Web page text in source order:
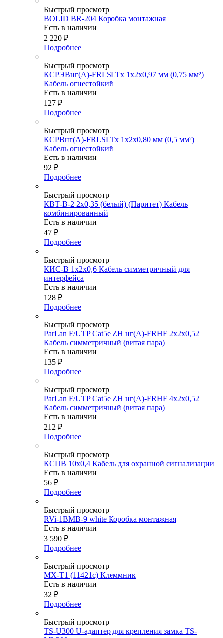
Быстрый просмотр
BOLID BR-204 Коробка монтажная
Есть в наличии
2 220 ₽
Подробнее
Быстрый просмотр
КСРЭВнг(А)-FRLSLTx 1х2х0,97 мм (0,75 мм²)
Кабель огнестойкий
Есть в наличии
127 ₽
Подробнее
Быстрый просмотр
КСРВнг(А)-FRLSLTx 1х2х0,80 мм (0,5 мм²)
Кабель огнестойкий
Есть в наличии
92 ₽
Подробнее
Быстрый просмотр
КВТ-В-2 2х0,35 (белый) (Паритет) Кабель
комбинированный
Есть в наличии
47 ₽
Подробнее
Быстрый просмотр
КИС-В 1х2х0,6 Кабель симметричный для
интерфейса
Есть в наличии
128 ₽
Подробнее
Быстрый просмотр
ParLan F/UTP Cat5e ZH нг(А)-FRHF 2х2х0,52
Кабель симметричный (витая пара)
Есть в наличии
135 ₽
Подробнее
Быстрый просмотр
ParLan F/UTP Сat5e ZH нг(А)-FRHF 4х2х0,52
Кабель симметричный (витая пара)
Есть в наличии
212 ₽
Подробнее
Быстрый просмотр
КСПВ 10х0,4 Кабель для охранной сигнализации
Есть в наличии
56 ₽
Подробнее
Быстрый просмотр
RVi-1BMB-9 white Коробка монтажная
Есть в наличии
3 590 ₽
Подробнее
Быстрый просмотр
MX-T1 (11421c) Клеммник
Есть в наличии
32 ₽
Подробнее
Быстрый просмотр
TS-U300 U-адаптер для крепления замка TS-